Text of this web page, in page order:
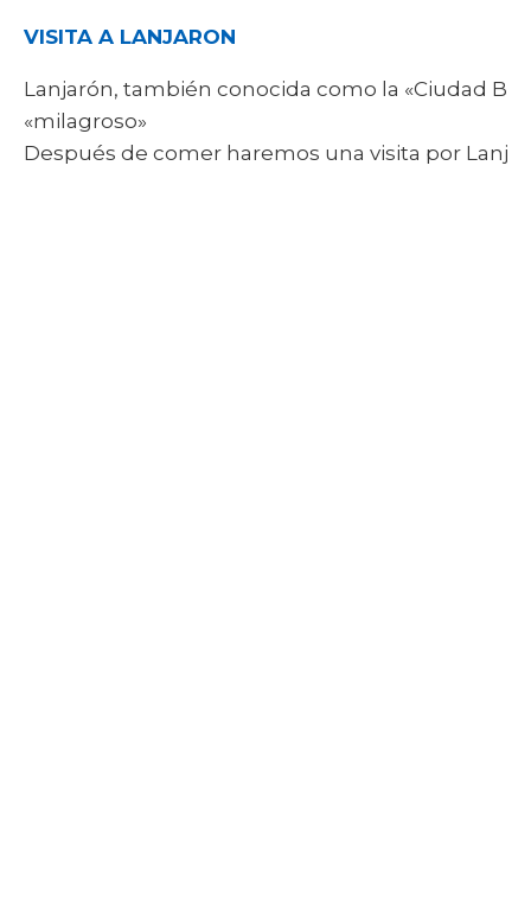
VISITA A LANJARON
Lanjarón, también conocida como la «Ciudad
«milagroso»
Después de comer haremos una visita por